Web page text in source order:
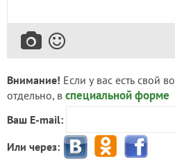
Внимание! Если у вас есть свой
отдельно, в специальной форме
Ваш E-mail:
Или через: